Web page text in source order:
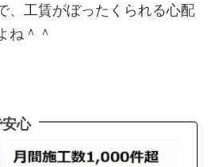
、工賃がぼったくられる心配
ね＾＾
心